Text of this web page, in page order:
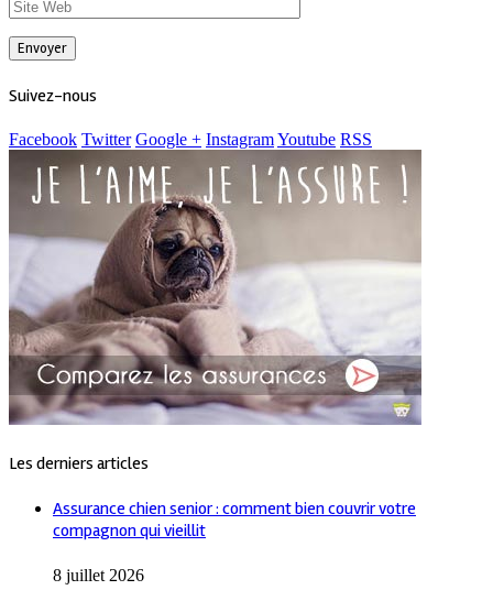
Suivez-nous
Facebook Twitter Google + InstagramYoutube RSS
Les derniers articles
Assurance chien senior : comment bien couvrir votre
compagnon qui vieillit
8 juillet 2026